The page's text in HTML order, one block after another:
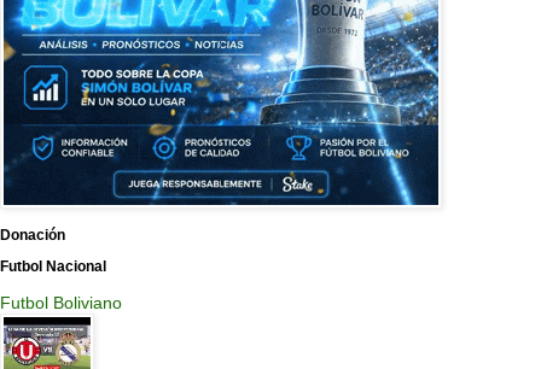
Donación
Futbol Nacional
Futbol Boliviano